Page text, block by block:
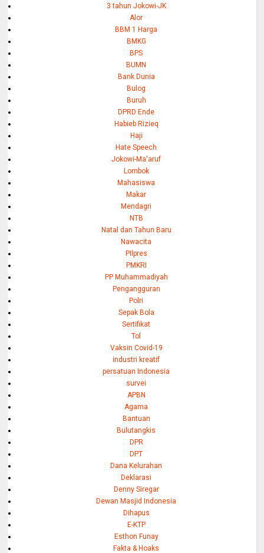
3 tahun Jokowi-JK
Alor
BBM 1 Harga
BMKG
BPS
BUMN
Bank Dunia
Bulog
Buruh
DPRD Ende
Habieb Rizieq
Haji
Hate Speech
Jokowi-Ma'aruf
Lombok
Mahasiswa
Makar
Mendagri
NTB
Natal dan Tahun Baru
Nawacita
PIlpres
PMKRI
PP Muhammadiyah
Pengangguran
Polri
Sepak Bola
Sertifikat
Tol
Vaksin Covid-19
industri kreatif
persatuan Indonesia
survei
APBN
Agama
Bantuan
Bulutangkis
DPR
DPT
Dana Kelurahan
Deklarasi
Denny Siregar
Dewan Masjid Indonesia
Dihapus
E-KTP
Esthon Funay
Fakta & Hoaks